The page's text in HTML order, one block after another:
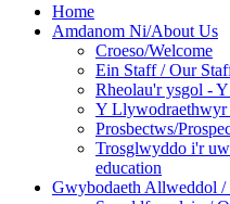
Home
Amdanom Ni/About Us
Croeso/Welcome
Ein Staff / Our
Rheolau'r ysgol -
Y Llywodraethwyr
Prosbectws/
Trosglwyddo i'r
education
Gwybodaeth Allweddol